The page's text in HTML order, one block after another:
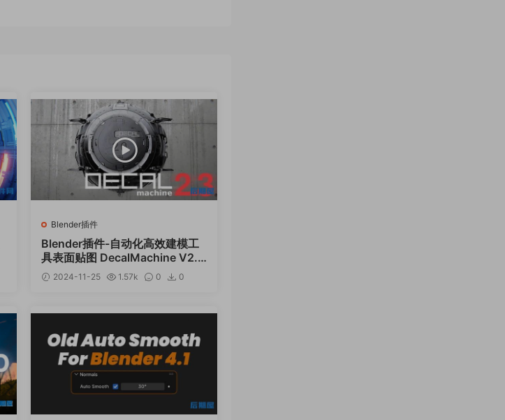
Blender插件
Blender插件-自动化高效建模工
具表面贴图 DecalMachine V2.1
3 2024-11-25 1.57k 0
0